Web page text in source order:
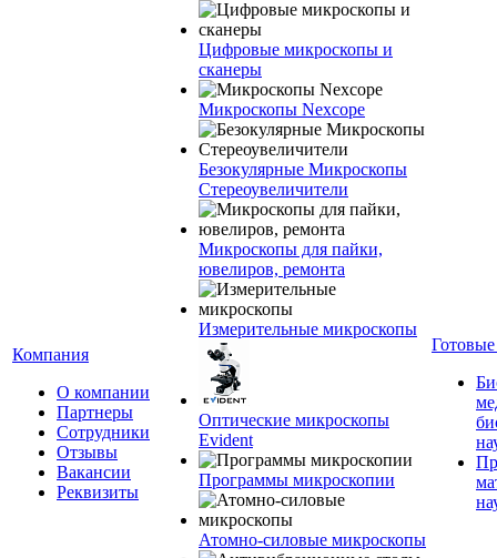
Компания
О компании
Партнеры
Сотрудники
Отзывы
Вакансии
Реквизиты
Цифровые микроскопы и
сканеры
Микроскопы Nexcope
Безокулярные Микроскопы
Стереоувеличители
Микроскопы для пайки,
ювелиров, ремонта
Измерительные микроскопы
Оптические микроскопы
Evident
Программы микроскопии
Атомно-силовые микроскопы